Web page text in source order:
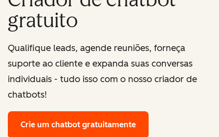
gratuito
Qualifique leads, agende reuniões, forneça
suporte ao cliente e expanda suas conversas
individuais - tudo isso com o nosso criador de
chatbots!
Crie um chatbot gratuitamente